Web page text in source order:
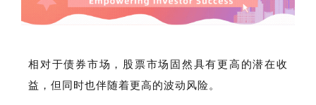
相对于债券市场，股票市场固然具有更高的潜在收
益，但同时也伴随着更高的波动风险。